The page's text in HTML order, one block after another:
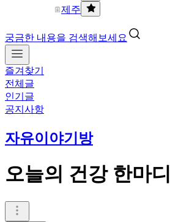
제주
궁금한 내용을 검색해보세요
즐겨찾기
전체글
인기글
공지사항
자유이야기방
오늘의 건강 한마디